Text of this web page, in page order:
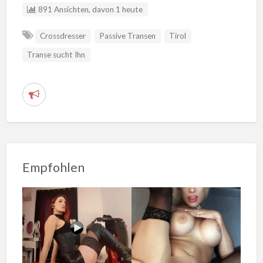
891 Ansichten, davon 1 heute
Crossdresser Passive Transen
Tirol
Transe sucht Ihn
V
ä
h
t
i
g
e
Empfohlen